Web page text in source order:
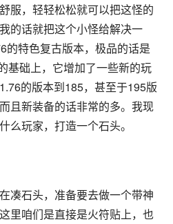
服，轻轻松松就可以把这怪的
的话就把这个小怪给解决一
的特色复古版本，极品的话是
基础上，它增加了一些新的玩
的版本到185，甚至于195版
且新装备的话非常的多。我现
么玩家，打造一个石头。
凑石头，准备要去做一个带神
里咱们是直接是火符贴上，也